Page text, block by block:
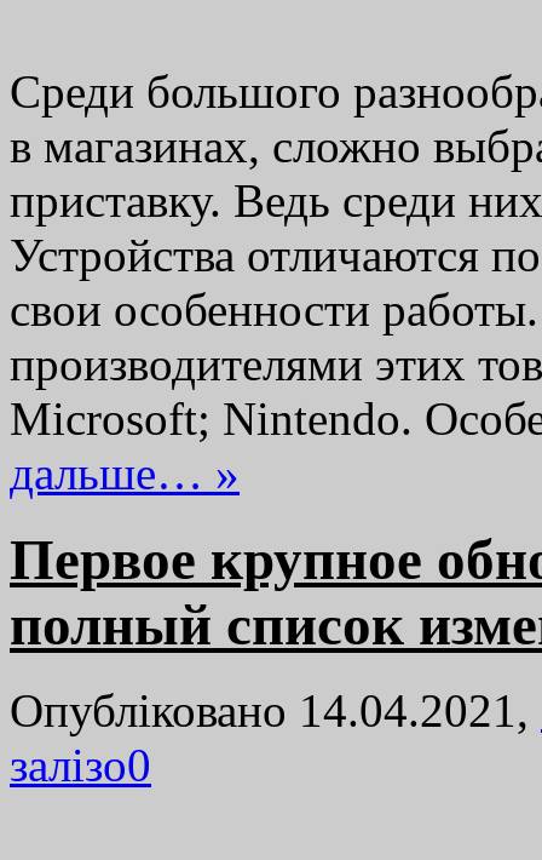
Среди большого
в магазинах, сложно
приставку. Ведь среди
Устройства отличаются
свои особенности
производителями этих
Microsoft; Nintendo.
дальше… »
Первое крупное
полный список
Опубліковано 14.04.2021,
залізо0